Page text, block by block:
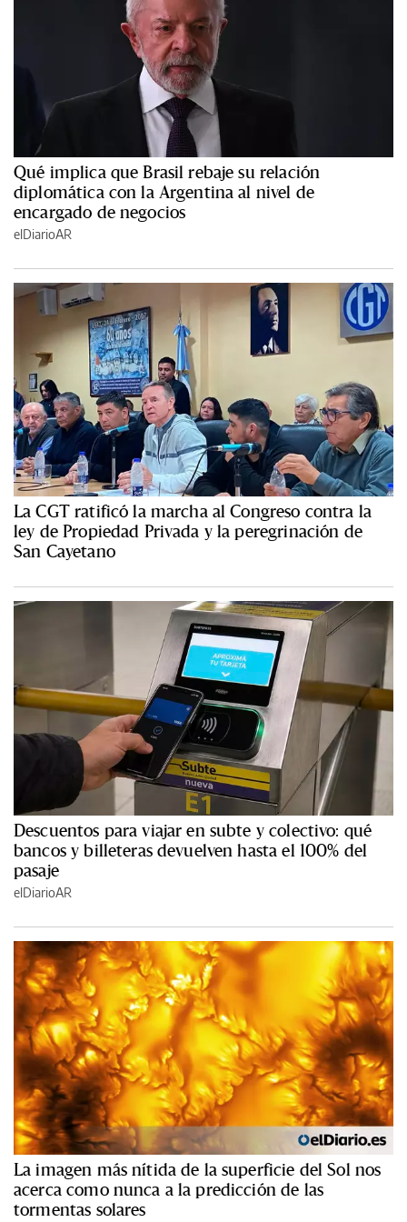
Qué implica que Brasil rebaje su relación
diplomática con la Argentina al nivel de
encargado de negocios
elDiarioAR
La CGT ratificó la marcha al Congreso contra la
ley de Propiedad Privada y la peregrinación de
San Cayetano
Descuentos para viajar en subte y colectivo: qué
bancos y billeteras devuelven hasta el 100% del
pasaje
elDiarioAR
La imagen más nítida de la superficie del Sol nos
acerca como nunca a la predicción de las
tormentas solares